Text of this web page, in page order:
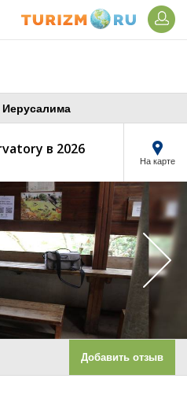
Иерусалима
в 2026
На карте
Добавить отзыв